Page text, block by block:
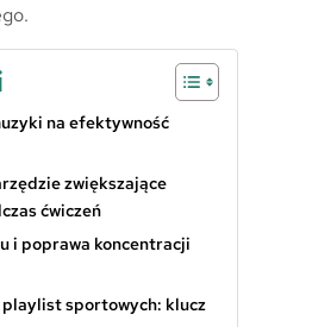
na efektywność
zwiększające
ćwiczeń
i poprawa koncentracji
sportowych: klucz